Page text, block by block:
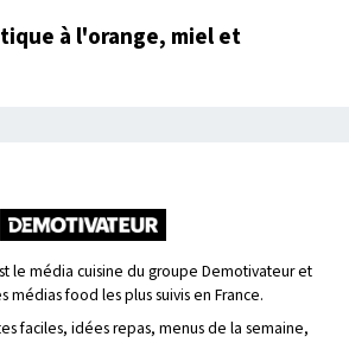
à l'orange, miel et
le média cuisine du groupe Demotivateur et
médias food les plus suivis en France.
faciles, idées repas, menus de la semaine,